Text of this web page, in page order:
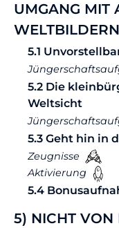
UMGANG MIT
WELTBILDERN
5.1
5.2 Die
Weltsicht
5.3 Geht hin in
Zeugnisse
Aktivierung
5.4
5) NICHT VON